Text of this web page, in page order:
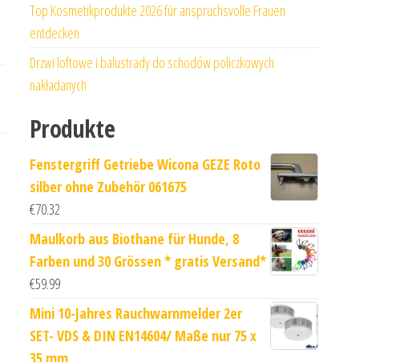
Top Kosmetikprodukte 2026 für anspruchsvolle Frauen
entdecken
Drzwi loftowe i balustrady do schodów policzkowych
nakładanych
Produkte
Fenstergriff Getriebe Wicona GEZE Roto
silber ohne Zubehör 061675
€70.32
Maulkorb aus Biothane für Hunde, 8
Farben und 30 Grössen * gratis Versand*
€59.99
Mini 10-Jahres Rauchwarnmelder 2er
SET- VDS & DIN EN14604/ Maße nur 75 x
35 mm